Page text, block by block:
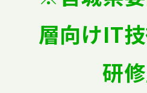
English
層向けIT
研修